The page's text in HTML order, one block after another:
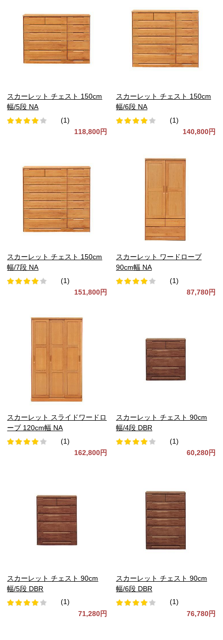
スカーレット チェスト 150cm
幅/5段 NA
(1)
118,800円
スカーレット チェスト 150cm
幅/6段 NA
(1)
140,800円
スカーレット チェスト 150cm
幅/7段 NA
(1)
151,800円
スカーレット ワードローブ
90cm幅 NA
(1)
87,780円
スカーレット スライドワードロ
ーブ 120cm幅 NA
(1)
162,800円
スカーレット チェスト 90cm
幅/4段 DBR
(1)
60,280円
スカーレット チェスト 90cm
幅/5段 DBR
(1)
71,280円
スカーレット チェスト 90cm
幅/6段 DBR
(1)
76,780円